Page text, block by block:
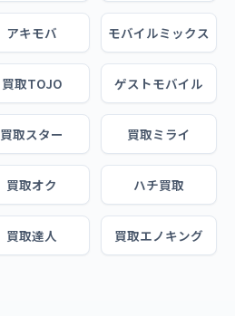
アキモバ モバイルミックス
買取TOJO ゲストモバイル
買取スター 買取ミライ
買取オク ハチ買取
買取達人 買取エノキング